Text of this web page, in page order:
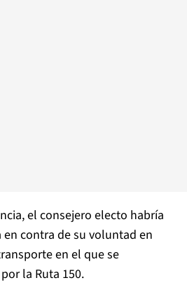
el consejero electo habría
contra de su voluntad en
en el que se
la Ruta 150.